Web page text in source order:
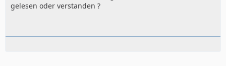
gelesen oder verstanden ?